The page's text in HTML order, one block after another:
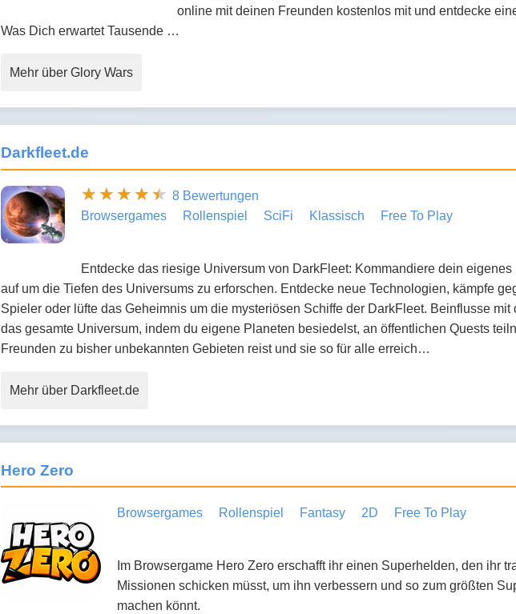
online mit deinen Freunden kostenlos mit und entdecke
Was Dich erwartet Tausende …
Mehr über Glory Wars
Darkfleet.de
8 Bewertungen
Browsergames
Rollenspiel SciFi Klassisch Free To Play
Entdecke das riesige Universum von DarkFleet: Kommandiere dein eigenes
auf um die Tiefen des Universums zu erforschen. Entdecke neue Technologien, kämpfe
Spieler oder lüfte das Geheimnis um die mysteriösen Schiffe der DarkFleet. Beinflusse
das gesamte Universum, indem du eigene Planeten besiedelst, an öffentlichen Quests
Freunden zu bisher unbekannten Gebieten reist und sie so für alle erreich…
Mehr über Darkfleet.de
Hero Zero
Browsergames Rollenspiel Fantasy 2D Free To Play
Im Browsergame Hero Zero erschafft ihr einen Superhelden, den ihr
Missionen schicken müsst, um ihn verbessern und so zum größten
machen könnt.